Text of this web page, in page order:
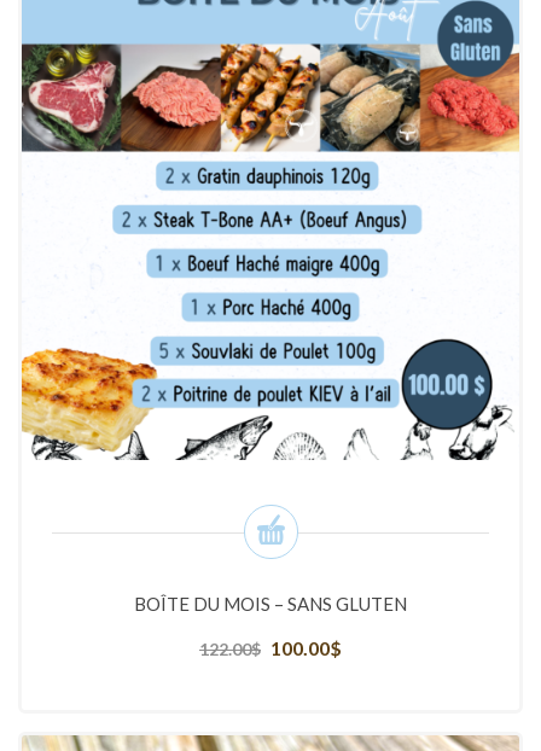
BOÎTE DU MOIS – SANS GLUTEN
122.00$ Le
122.00$.
100.00$
100.00$.